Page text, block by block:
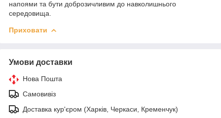
напоями та бути доброзичливим до навколишнього
середовища.
Приховати
Умови доставки
Нова Пошта
Самовивіз
Доставка кур'єром (Харків, Черкаси, Кременчук)